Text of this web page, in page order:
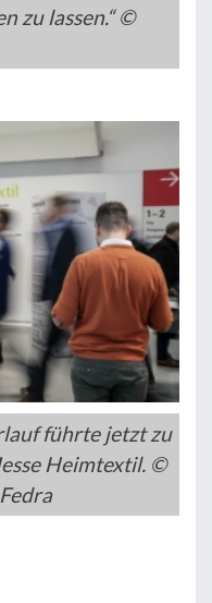
zu lassen.“ ©
führte jetzt zu
Heimtextil. ©